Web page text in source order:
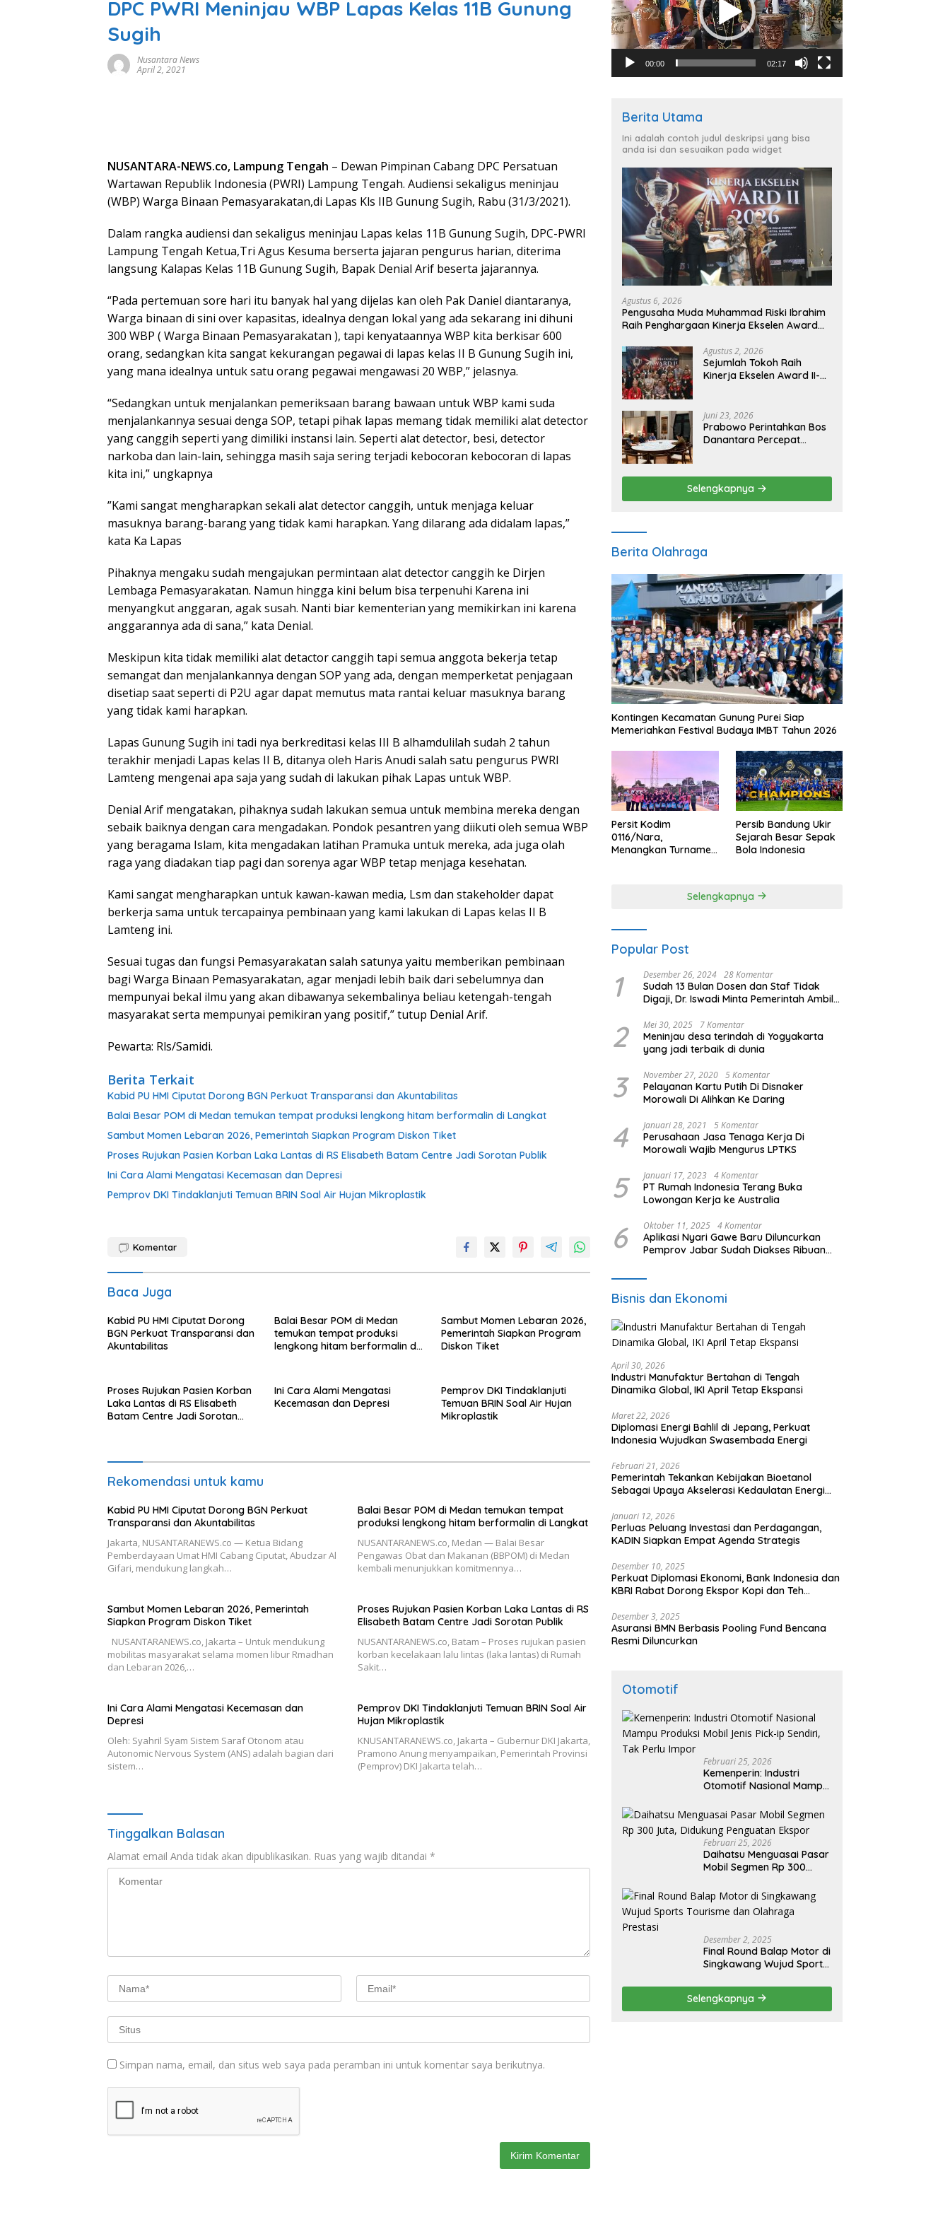
DPC PWRI Meninjau WBP Lapas Kelas 11B Gunung
Sugih
Nusantara News
April 2, 2021
NUSANTARA-NEWS.co, Lampung Tengah – Dewan Pimpinan Cabang DPC Persatuan
Wartawan Republik Indonesia (PWRI) Lampung Tengah. Audiensi sekaligus meninjau
(WBP) Warga Binaan Pemasyarakatan,di Lapas Kls IIB Gunung Sugih, Rabu (31/3/2021).
Dalam rangka audiensi dan sekaligus meninjau Lapas kelas 11B Gunung Sugih, DPC-PWRI
Lampung Tengah Ketua,Tri Agus Kesuma berserta jajaran pengurus harian, diterima
langsung Kalapas Kelas 11B Gunung Sugih, Bapak Denial Arif beserta jajarannya.
“Pada pertemuan sore hari itu banyak hal yang dijelas kan oleh Pak Daniel diantaranya,
Warga binaan di sini over kapasitas, idealnya dengan lokal yang ada sekarang ini dihuni
300 WBP ( Warga Binaan Pemasyarakatan ), tapi kenyataannya WBP kita berkisar 600
orang, sedangkan kita sangat kekurangan pegawai di lapas kelas II B Gunung Sugih ini,
yang mana idealnya untuk satu orang pegawai mengawasi 20 WBP,” jelasnya.
“Sedangkan untuk menjalankan pemeriksaan barang bawaan untuk WBP kami suda
menjalankannya sesuai denga SOP, tetapi pihak lapas memang tidak memiliki alat detector
yang canggih seperti yang dimiliki instansi lain. Seperti alat detector, besi, detector
narkoba dan lain-lain, sehingga masih saja sering terjadi kebocoran kebocoran di lapas
kita ini,” ungkapnya
”Kami sangat mengharapkan sekali alat detector canggih, untuk menjaga keluar
masuknya barang-barang yang tidak kami harapkan. Yang dilarang ada didalam lapas,”
kata Ka Lapas
Pihaknya mengaku sudah mengajukan permintaan alat detector canggih ke Dirjen
Lembaga Pemasyarakatan. Namun hingga kini belum bisa terpenuhi Karena ini
menyangkut anggaran, agak susah. Nanti biar kementerian yang memikirkan ini karena
anggarannya ada di sana,” kata Denial.
Meskipun kita tidak memiliki alat detactor canggih tapi semua anggota bekerja tetap
semangat dan menjalankannya dengan SOP yang ada, dengan memperketat penjagaan
disetiap saat seperti di P2U agar dapat memutus mata rantai keluar masuknya barang
yang tidak kami harapkan.
Lapas Gunung Sugih ini tadi nya berkreditasi kelas III B alhamdulilah sudah 2 tahun
terakhir menjadi Lapas kelas II B, ditanya oleh Haris Anudi salah satu pengurus PWRI
Lamteng mengenai apa saja yang sudah di lakukan pihak Lapas untuk WBP.
Denial Arif mengatakan, pihaknya sudah lakukan semua untuk membina mereka dengan
sebaik baiknya dengan cara mengadakan. Pondok pesantren yang diikuti oleh semua WBP
yang beragama Islam, kita mengadakan latihan Pramuka untuk mereka, ada juga olah
raga yang diadakan tiap pagi dan sorenya agar WBP tetap menjaga kesehatan.
Kami sangat mengharapkan untuk kawan-kawan media, Lsm dan stakeholder dapat
berkerja sama untuk tercapainya pembinaan yang kami lakukan di Lapas kelas II B
Lamteng ini.
Sesuai tugas dan fungsi Pemasyarakatan salah satunya yaitu memberikan pembinaan
bagi Warga Binaan Pemasyarakatan, agar menjadi lebih baik dari sebelumnya dan
mempunyai bekal ilmu yang akan dibawanya sekembalinya beliau ketengah-tengah
masyarakat serta mempunyai pemikiran yang positif,” tutup Denial Arif.
Pewarta: Rls/Samidi.
Berita Terkait
Kabid PU HMI Ciputat Dorong BGN Perkuat Transparansi dan Akuntabilitas
Balai Besar POM di Medan temukan tempat produksi lengkong hitam berformalin di Langkat
Sambut Momen Lebaran 2026, Pemerintah Siapkan Program Diskon Tiket
Proses Rujukan Pasien Korban Laka Lantas di RS Elisabeth Batam Centre Jadi Sorotan Publik
Ini Cara Alami Mengatasi Kecemasan dan Depresi
Pemprov DKI Tindaklanjuti Temuan BRIN Soal Air Hujan Mikroplastik
Komentar
Baca Juga
Kabid PU HMI Ciputat Dorong
BGN Perkuat Transparansi dan
Akuntabilitas
Balai Besar POM di Medan
temukan tempat produksi
lengkong hitam berformalin di
Sambut Momen Lebaran 2026,
Pemerintah Siapkan Program
Diskon Tiket
Proses Rujukan Pasien Korban
Laka Lantas di RS Elisabeth
Batam Centre Jadi Sorotan
Ini Cara Alami Mengatasi
Kecemasan dan Depresi
Pemprov DKI Tindaklanjuti
Temuan BRIN Soal Air Hujan
Mikroplastik
Rekomendasi untuk kamu
Kabid PU HMI Ciputat Dorong BGN Perkuat
Transparansi dan Akuntabilitas
Jakarta, NUSANTARANEWS.co — Ketua Bidang
Pemberdayaan Umat HMI Cabang Ciputat, Abudzar Al
Gifari, mendukung langkah…
Balai Besar POM di Medan temukan tempat
produksi lengkong hitam berformalin di Langkat
NUSANTARANEWS.co, Medan — Balai Besar
Pengawas Obat dan Makanan (BBPOM) di Medan
kembali menunjukkan komitmennya…
Sambut Momen Lebaran 2026, Pemerintah
Siapkan Program Diskon Tiket
NUSANTARANEWS.co, Jakarta – Untuk mendukung
mobilitas masyarakat selama momen libur Rmadhan
dan Lebaran 2026,…
Proses Rujukan Pasien Korban Laka Lantas di RS
Elisabeth Batam Centre Jadi Sorotan Publik
NUSANTARANEWS.co, Batam – Proses rujukan pasien
korban kecelakaan lalu lintas (laka lantas) di Rumah
Sakit…
Ini Cara Alami Mengatasi Kecemasan dan
Depresi
Oleh: Syahril Syam Sistem Saraf Otonom atau
Autonomic Nervous System (ANS) adalah bagian dari
sistem…
Pemprov DKI Tindaklanjuti Temuan BRIN Soal Air
Hujan Mikroplastik
KNUSANTARANEWS.co, Jakarta – Gubernur DKI Jakarta,
Pramono Anung menyampaikan, Pemerintah Provinsi
(Pemprov) DKI Jakarta telah…
Tinggalkan Balasan
Alamat email Anda tidak akan dipublikasikan. Ruas yang wajib ditandai *
Simpan nama, email, dan situs web saya pada peramban ini untuk komentar saya berikutnya.
00:00 02:17
Berita Utama
Ini adalah contoh judul deskripsi yang bisa
anda isi dan sesuaikan pada widget
Agustus 6, 2026
Pengusaha Muda Muhammad Riski Ibrahim
Raih Penghargaan Kinerja Ekselen Award
Agustus 2, 2026
Sejumlah Tokoh Raih
Kinerja Ekselen Award II-
Juni 23, 2026
Prabowo Perintahkan Bos
Danantara Percepat
Ekonomi Baru
Selengkapnya
Berita Olahraga
Kontingen Kecamatan Gunung Purei Siap
Memeriahkan Festival Budaya IMBT Tahun 2026
Persit Kodim
0116/Nara,
Menangkan Turnamen
Persib Bandung Ukir
Sejarah Besar Sepak
Bola Indonesia
Selengkapnya
Popular Post
1 Desember 26, 2024 28 Komentar
Sudah 13 Bulan Dosen dan Staf Tidak
Digaji, Dr. Iswadi Minta Pemerintah Ambil
2 Mei 30, 2025 7 Komentar
Meninjau desa terindah di Yogyakarta
yang jadi terbaik di dunia
3 November 27, 2020 5 Komentar
Pelayanan Kartu Putih Di Disnaker
Morowali Di Alihkan Ke Daring
4 Januari 28, 2021 5 Komentar
Perusahaan Jasa Tenaga Kerja Di
Morowali Wajib Mengurus LPTKS
5 Januari 17, 2023 4 Komentar
PT Rumah Indonesia Terang Buka
Lowongan Kerja ke Australia
6 Oktober 11, 2025 4 Komentar
Aplikasi Nyari Gawe Baru Diluncurkan
Pemprov Jabar Sudah Diakses Ribuan
Bisnis dan Ekonomi
April 30, 2026
Industri Manufaktur Bertahan di Tengah
Dinamika Global, IKI April Tetap Ekspansi
Maret 22, 2026
Diplomasi Energi Bahlil di Jepang, Perkuat
Indonesia Wujudkan Swasembada Energi
Februari 21, 2026
Pemerintah Tekankan Kebijakan Bioetanol
Sebagai Upaya Akselerasi Kedaulatan Energi
Januari 12, 2026
Perluas Peluang Investasi dan Perdagangan,
KADIN Siapkan Empat Agenda Strategis
Desember 10, 2025
Perkuat Diplomasi Ekonomi, Bank Indonesia dan
KBRI Rabat Dorong Ekspor Kopi dan Teh
Desember 3, 2025
Asuransi BMN Berbasis Pooling Fund Bencana
Resmi Diluncurkan
Otomotif
Februari 25, 2026
Kemenperin: Industri
Otomotif Nasional Mampu
ip Sendiri, Tak Perlu Impor
Februari 25, 2026
Daihatsu Menguasai Pasar
Mobil Segmen Rp 300
Ekspor
Desember 2, 2025
Final Round Balap Motor di
Singkawang Wujud Sports
Prestasi
Selengkapnya